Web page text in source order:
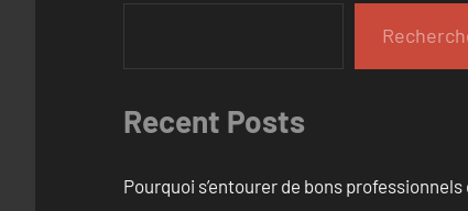
Recent Posts
Pourquoi s’entourer de bons